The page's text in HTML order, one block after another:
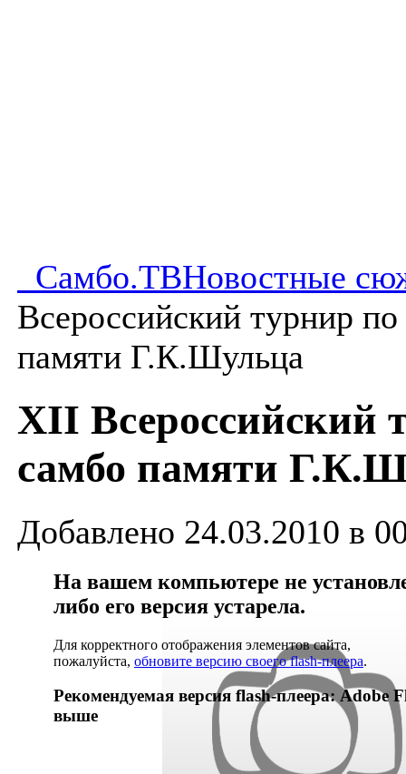
Самбо.ТВНовостные
Всероссийский турнир
памяти Г.К.Шульца
XII Всероссийский
самбо памяти
Добавлено 24.03.2010 в
На вашем компьютере не
либо его версия устарела.
Для корректного отображения элементов сайта,
пожалуйста, обновите версию своего flash-плеера.
Рекомендуемая версия flash-плеера: Adobe
выше